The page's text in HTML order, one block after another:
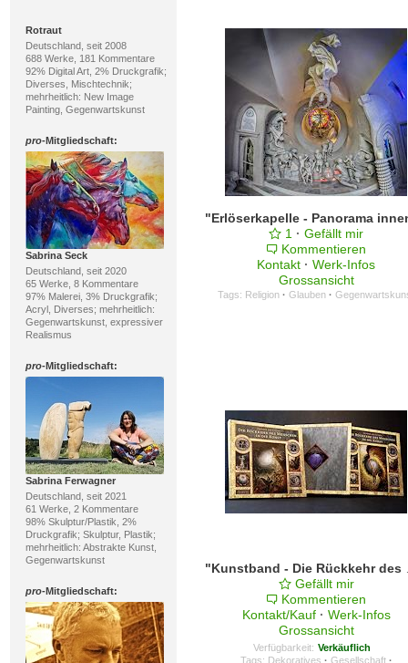
Rotraut
Deutschland, seit 2008
688 Werke, 181 Kommentare
92% Digital Art, 2% Druckgrafik;
Diverses, Mischtechnik;
mehrheitlich: New Image
Painting, Gegenwartskunst
pro-Mitgliedschaft:
Sabrina Seck
Deutschland, seit 2020
65 Werke, 8 Kommentare
97% Malerei, 3% Druckgrafik;
Acryl, Diverses; mehrheitlich:
Gegenwartskunst, expressiver
Realismus
pro-Mitgliedschaft:
Sabrina Ferwagner
Deutschland, seit 2021
61 Werke, 2 Kommentare
98% Skulptur/Plastik, 2%
Druckgrafik; Skulptur, Plastik;
mehrheitlich: Abstrakte Kunst,
Gegenwartskunst
pro-Mitgliedschaft:
1 · Gefällt mir
Kommentieren
Kontakt · Werk-Infos
Grossansicht
Tags: Religion · Glauben ·
Gefällt mir
Kommentieren
Kontakt/Kauf · Werk-Infos
Grossansicht
Verfügbarkeit: Verkäuflich
Tags: Dekoratives · Gesellschaft ·